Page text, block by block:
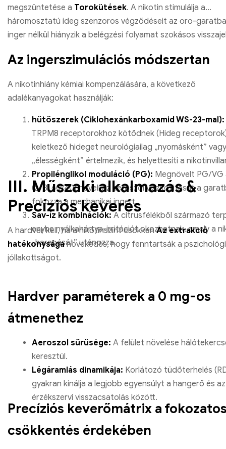
megszüntetése a Torokütések. A nikotin stimulálja a
háromosztatú ideg szenzoros végződéseit az oro-
inger nélkül hiányzik a belégzési folyamat szokásos
Az ingerszimulációs módszertan
A nikotinhiány kémiai kompenzálására, a következő
adalékanyagokat használják:
hűtőszerek (Ciklohexánkarboxamid WS-23-mal):
TRPM8 receptorokhoz kötődnek (Hideg
keletkező hideget neurológiailag „nyomásként” vagy
„élességként” értelmezik, és helyettesíti a
Propilénglikol moduláció (PG): Megnövelt PG/VG
(z. B. 60/40) növeli az aeroszol viszkozitását a
fokozza a mechanikai ingert.
Sav-íz kombinációk: A citrusfélékből származó
enyhe nyálkahártya-irritációt okozhatnak, amely a
„harapását” utánozza.
III. Műszaki alkalmazás &
Precíziós keverés
A hardver kell, ha a nikotinszint csökkenAz extrakció
hatékonyságanövekedés, hogy fenntartsák a
jóllakottságot.
Hardver paraméterek a 0 mg-os
átmenethez
Aeroszol sűrűsége: A felület növelése
keresztül.
Légáramlás dinamikája: Korlátozó tüdőterhelés
gyakran kínálja a legjobb egyensúlyt a hangerő és az
érzékszervi visszacsatolás között.
Precíziós keverőmátrix a
csökkentés érdekében